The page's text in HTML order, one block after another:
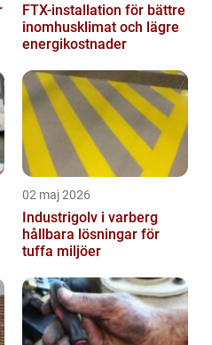
FTX-installation för bättre
inomhusklimat och lägre
energikostnader
02 maj 2026
Industrigolv i varberg
hållbara lösningar för
tuffa miljöer